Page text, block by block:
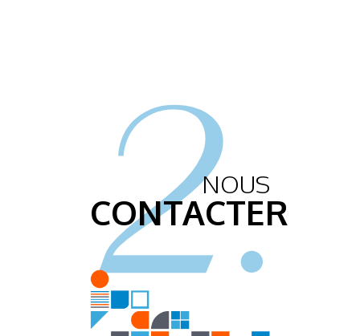
2.
NOUS
CONTACTER